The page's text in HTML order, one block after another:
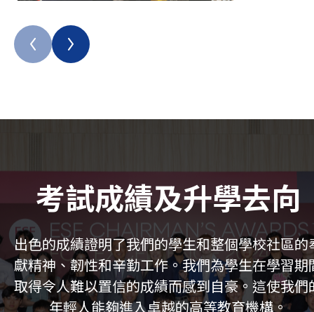
考試成績及升學去向
出色的成績證明了我們的學生和整個學校社區的
獻精神、韌性和辛勤工作。我們為學生在學習期
取得令人難以置信的成績而感到自豪。這使我們
年輕人能夠進入卓越的高等教育機構。